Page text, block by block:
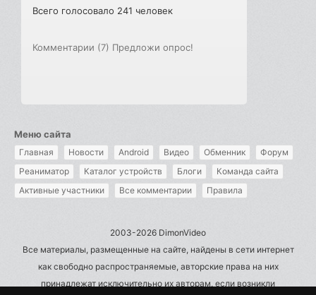
Всего голосовало 241 человек
Комментарии (7) Предложи опрос!
Меню сайта
Главная Новости Android Видео Обменник
Форум
Реаниматор
Каталог устройств Блоги
Команда сайта
Активные участники
Все комментарии Правила
2003-2026 DimonVideo
Все материалы, размещенные на сайте, найдены в сети интернет
как свободно распространяемые, авторские права на них
принадлежат исключительно их авторам, если возникли